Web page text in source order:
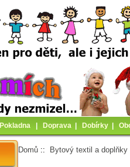
Pokladna Doprava Dobírky
Domů :: Bytový textil a doplňky